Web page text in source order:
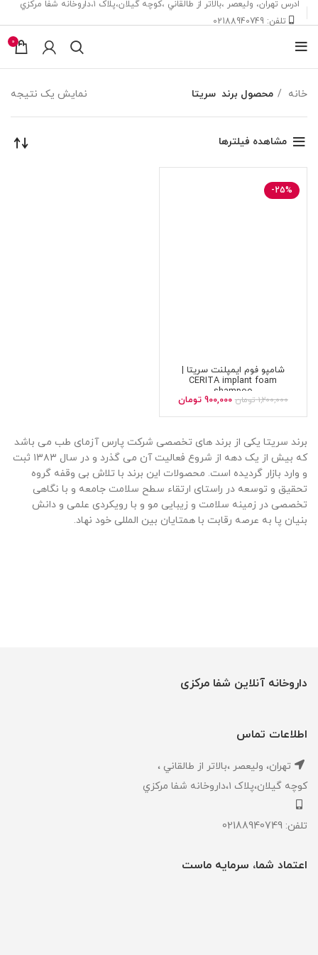
ادرس تهران، ‎وليعصر ،بالاتر از طالقاني ،كوچه گيلان،پلاک ۱،داروخانه شفا مركزي
تلفن: 02188940749
0
خانه محصول برند سریتا نمایش یک نتیجه
مشاهده فیلترها
-25%
شامپو فوم ایمپلنت سریتا |
CERITA implant foam
shampoo
1,200,000 تومان 900,000 تومان
برند سریتا یکی از برند های تخصصی شرکت پارس آزمای طب می باشد
که بیش از یک دهه از شروع فعالیت آن می گذرد و در سال ۱۳۸۳ ثبت
و وارد بازار گردیده است. محصولات این برند با تلاش بی وقفه گروه
تحقیق و توسعه در راستای ارتقاء سطح سلامت جامعه و با نگاهی
تخصصی در زمینه سلامت و زیبایی مو و با رویکردی علمی و دانش
بنیان پا به عرصه رقابت با همتایان بین المللی خود نهاد.
داروخانه آنلاین شفا مرکزی
اطلاعات تماس
تهران، ‎وليعصر ،بالاتر از طالقاني ،
كوچه گيلان،پلاک ۱،داروخانه شفا مركزي
تلفن: 02188940749
اعتماد شما، سرمایه ماست